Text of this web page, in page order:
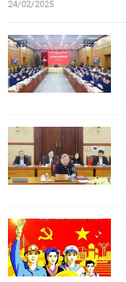
24/02/2025